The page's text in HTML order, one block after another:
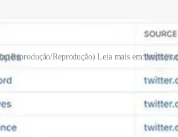
Reprodução) Leia mais em: https://
mais de 200 mil publicações sobre
voltadas à amplificação coordenada de
reportagens anteriores de
A Investigação.
análises técnicas detectaram contas
de publicações idênticas contendo